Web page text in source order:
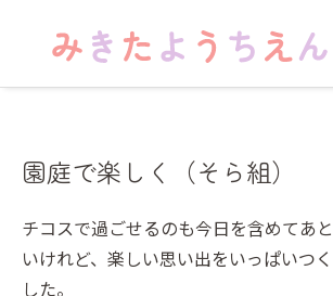
園庭で楽しく（そら組）
チコスで過ごせるのも今日を含めてあ
いけれど、楽しい思い出をいっぱいつ
した。